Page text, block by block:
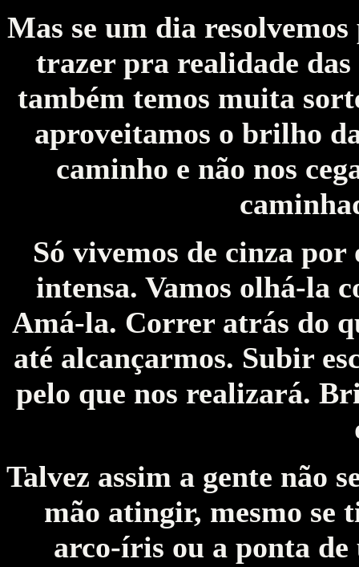
Mas se um dia
trazer pra realidade das
também temos muita
aproveitamos o brilho
caminho e não nos
Só vivemos de cinza
intensa. Vamos olhá-la
Amá-la. Correr atrás do
até alcançarmos. Subir
pelo que nos realizará.
Talvez assim a gente não
mão atingir, mesmo se
arco-íris ou a ponta de